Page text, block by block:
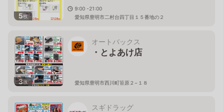
5枚
9:00 -21:00
愛知県豊明市二村台四丁目１５番地の２
3枚
オートバックス
・とよあけ店
愛知県豊明市西川町笹原２−１８
スギドラッグ